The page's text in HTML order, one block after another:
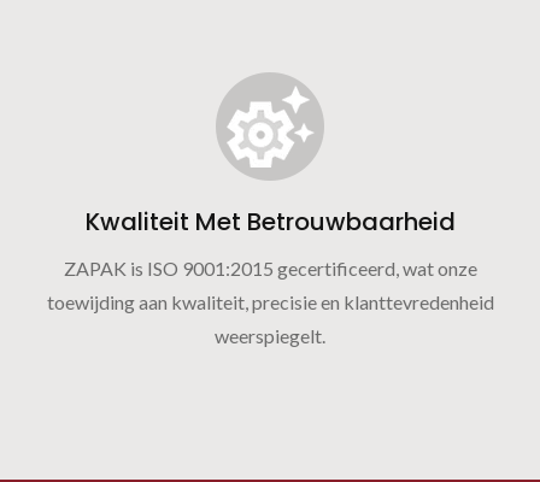
Kwaliteit Met Betrouwbaarheid
ZAPAK is ISO 9001:2015 gecertificeerd, wat onze
toewijding aan kwaliteit, precisie en klanttevredenheid
weerspiegelt.